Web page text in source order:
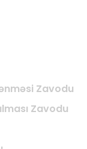
Zavodu
Zavodu